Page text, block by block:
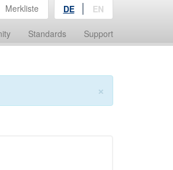
Standards Support
Merkliste DE EN
×